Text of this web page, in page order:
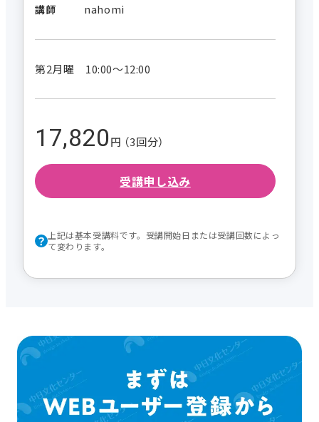
講師 nahomi
第2月曜 10:00～12:00
17,820円 （3回分）
受講申し込み
上記は基本受講料です。受講開始日または受講回数によっ
て変わります。